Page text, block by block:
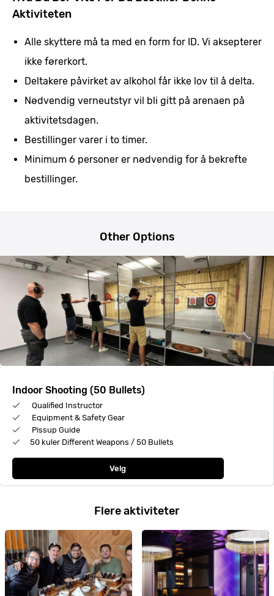
Aktiviteten
Alle skyttere må ta med en form for ID. Vi aksepterer
ikke førerkort.
Deltakere påvirket av alkohol får ikke lov til å delta.
Nødvendig verneutstyr vil bli gitt på arenaen på
aktivitetsdagen.
Bestillinger varer i to timer.
Minimum 6 personer er nødvendig for å bekrefte
bestillinger.
Other Options
Indoor Shooting (50 Bullets)
Qualified Instructor
Equipment & Safety Gear
Pissup Guide
50 kuler Different Weapons / 50 Bullets
Velg
Flere aktiviteter